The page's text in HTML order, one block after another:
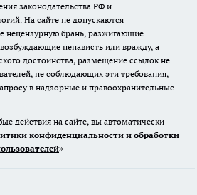
законодательства РФ и
На сайте не допускаются
нецензурную брань, разжигающие
ненависть или вражду, а
достоинства, размещение ссылок не
не соблюдающих эти требования,
в надзорные и правоохранительные
действия на сайте, вы автоматически
конфиденциальности и обработки
»